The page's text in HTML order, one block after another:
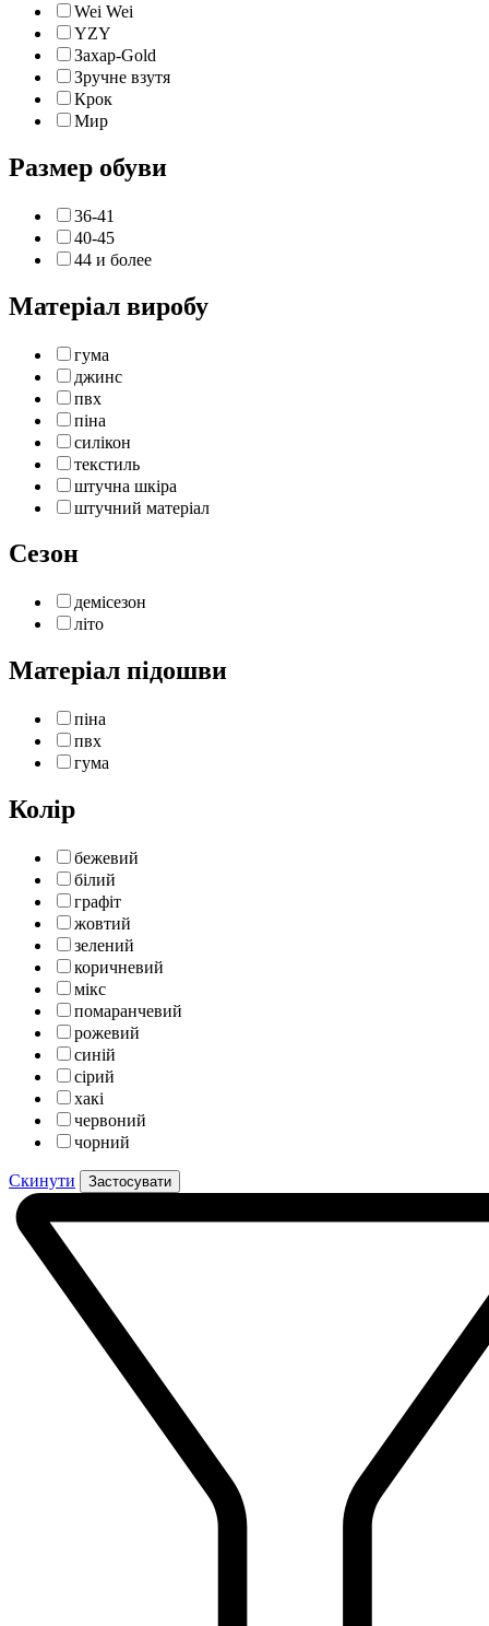
Wei Wei
YZY
Захар-Gold
Зручне взутя
Крок
Мир
Размер обуви
36-41
40-45
44 и более
Матеріал виробу
гума
джинс
пвх
піна
силікон
текстиль
штучна шкіра
штучний матеріал
Сезон
демісезон
літо
Матеріал підошви
піна
пвх
гума
Колір
бежевий
білий
графіт
жовтий
зелений
коричневий
мікс
помаранчевий
рожевий
синій
сірий
хакі
червоний
чорний
Скинути Застосувати